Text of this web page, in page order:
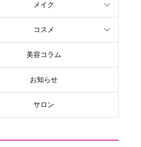
メイク
コスメ
美容コラム
お知らせ
サロン